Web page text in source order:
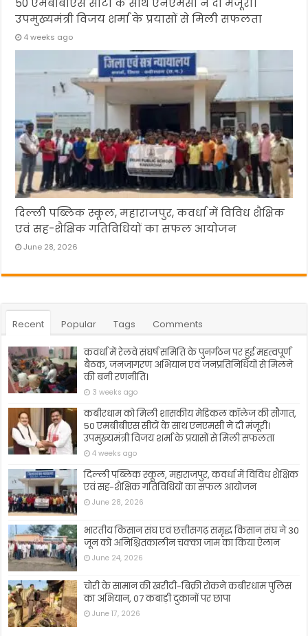
50 एमबीबीएस सीटों के साथ एनएमसी ने दी मंजूरी।
उपमुख्यमंत्री विजय शर्मा के प्रयासों से मिली सफलता
4 weeks ago
दिल्ली पब्लिक स्कूल, महाराजपुर, कवर्धा में विविध शैक्षिक
एवं सह-शैक्षिक गतिविधियों का सफल आयोजन
June 28, 2026
Recent Popular Tags Comments
कवर्धा में रेलवे संघर्ष समिति के पुनर्गठन पर हुई महत्वपूर्ण
बैठक, जनजागरण अभियान एवं जनप्रतिनिधियों से मिलने
की बनी रणनीति।
3 weeks ago
कबीरधाम को मिली शासकीय मेडिकल कॉलेज की सौगात,
50 एमबीबीएस सीटों के साथ एनएमसी ने दी मंजूरी।
उपमुख्यमंत्री विजय शर्मा के प्रयासों से मिली सफलता
4 weeks ago
दिल्ली पब्लिक स्कूल, महाराजपुर, कवर्धा में विविध शैक्षिक
एवं सह-शैक्षिक गतिविधियों का सफल आयोजन
June 28, 2026
भारतीय किसान संघ एवं छत्तीसगढ़ समृद्ध किसान संघ ने 30
जून को अनिश्चितकालीन चक्का जाम का किया ऐलान
June 24, 2026
चोरी के सामान की खरीदी-बिक्री रोकने कबीरधाम पुलिस
का अभियान, 07 कबाड़ी दुकानों पर छापा
June 17, 2026